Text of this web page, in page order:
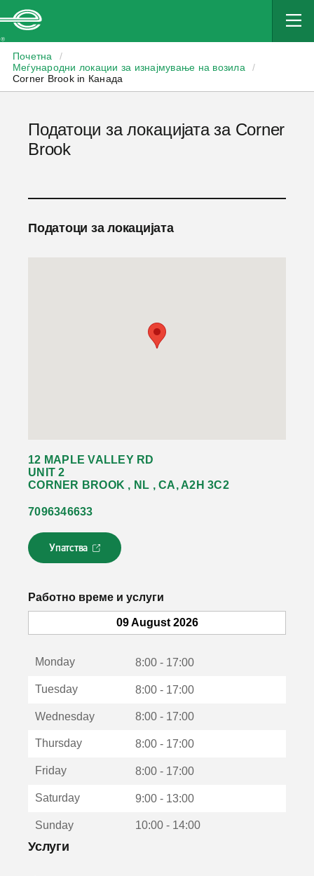
Почетна
/
Меѓународни локации за изнајмување на возила
/
Corner Brook in Канада
Податоци за локацијата за Corner
Brook
Податоци за локацијата
12 MAPLE VALLEY RD
UNIT 2
CORNER BROOK , NL , CA, A2H 3C2
7096346633
Упатства
Л
и
к
с
Работно време и услуги
09 August 2026
Monday 8:00 - 17:00
Tuesday 8:00 - 17:00
Wednesday 8:00 - 17:00
Thursday 8:00 - 17:00
Friday 8:00 - 17:00
Saturday 9:00 - 13:00
Sunday 10:00 - 14:00
Услуги